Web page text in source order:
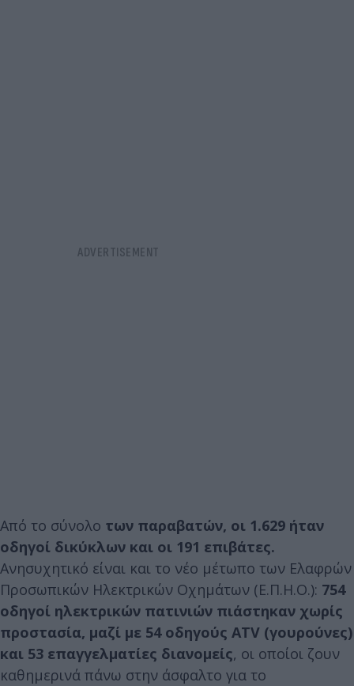
Από το σύνολο των παραβατών, οι 1.629 ήταν
οδηγοί δικύκλων και οι 191 επιβάτες.
Ανησυχητικό είναι και το νέο μέτωπο των Ελαφρών
Προσωπικών Ηλεκτρικών Οχημάτων (Ε.Π.Η.Ο.): 754
οδηγοί ηλεκτρικών πατινιών πιάστηκαν χωρίς
προστασία, μαζί με 54 οδηγούς ATV (γουρούνες)
και 53 επαγγελματίες διανομείς, οι οποίοι ζουν
καθημερινά πάνω στην άσφαλτο για το